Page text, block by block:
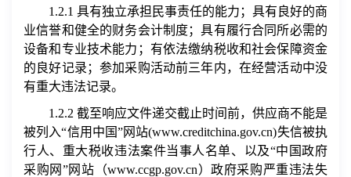
1.2.1 具有独立承担民事责任的能力；具有良好的商
业信誉和健全的财务会计制度；具有履行合同所必需的
设备和专业技术能力；有依法缴纳税收和社会保障资金
的良好记录；参加采购活动前三年内，在经营活动中没
有重大违法记录。
1.2.2 截至响应文件递交截止时间前，供应商不能是
被列入“信用中国”网站(www.creditchina.gov.cn)失信被执
行人、重大税收违法案件当事人名单、以及“中国政府
采购网”网站（www.ccgp.gov.cn）政府采购严重违法失